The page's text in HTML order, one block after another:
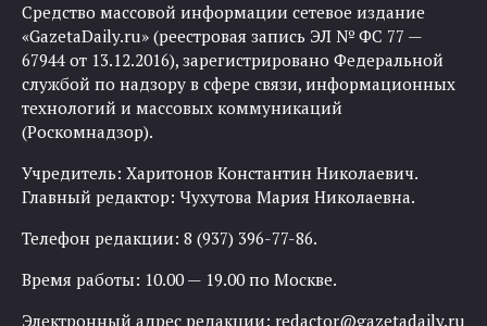
Средство массовой информации сетевое издание
«GazetaDaily.ru» (реестровая запись ЭЛ № ФС 77 —
67944 от 13.12.2016), зарегистрировано Федеральной
службой по надзору в сфере связи, информационных
технологий и массовых коммуникаций
(Роскомнадзор).
Учредитель: Харитонов Константин Николаевич.
Главный редактор: Чухутова Мария Николаевна.
Телефон редакции: 8 (937) 396-77-86.
Время работы: 10.00 — 19.00 по Москве.
Электронный адрес редакции: redactor@gazetadaily.ru